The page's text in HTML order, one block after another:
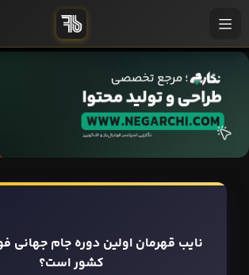
نایب قهرمان اولین دوره جام جهانی
کشور است؟